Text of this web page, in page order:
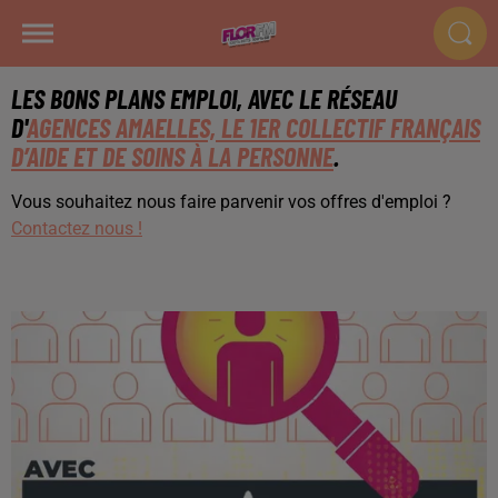
LES BONS PLANS EMPLOI, AVEC LE RÉSEAU
D'AGENCES AMAELLES, LE 1ER COLLECTIF FRANÇAIS
D’AIDE ET DE SOINS À LA PERSONNE.
Vous souhaitez nous faire parvenir vos offres d'emploi ?
Contactez nous !